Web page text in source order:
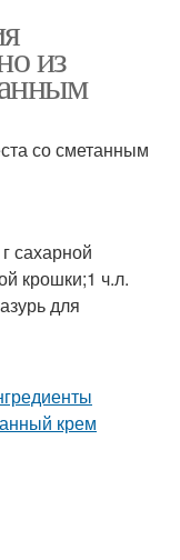
из
со сметанным
сахарной
крошки;1 ч.л.
для